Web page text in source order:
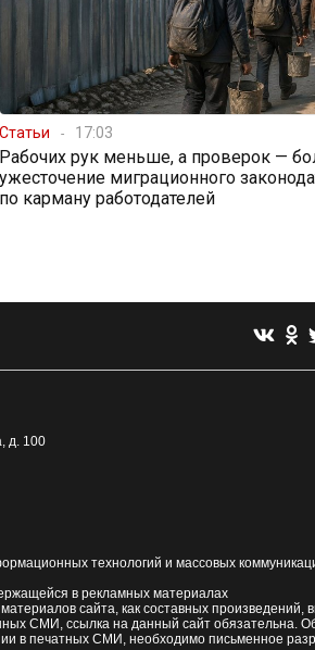
Статьи 17:03
Рабочих рук меньше, а проверок —
ужесточение миграционного
по карману работодателей
д. 100
технологий и массовых
в рекламных материалах
сайта, как составных произведений,
СМИ, ссылка на данный сайт обязательна.
в печатных СМИ, необходимо письменное